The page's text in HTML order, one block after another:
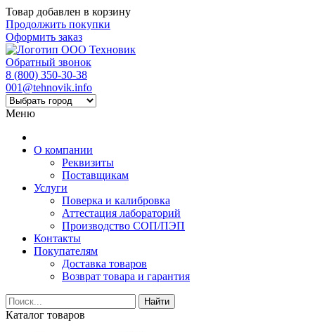
Товар добавлен в корзину
Продолжить покупки
Оформить заказ
Обратный звонок
8 (800) 350-30-38
001@tehnovik.info
Меню
О компании
Реквизиты
Поставщикам
Услуги
Поверка и калибровка
Аттестация лабораторий
Производство СОП/ПЭП
Контакты
Покупателям
Доставка товаров
Возврат товара и гарантия
Найти
Каталог товаров